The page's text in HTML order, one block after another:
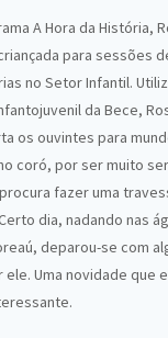
A Hora da História,
para sessões
no Setor Infantil.
da Bece,
os ouvintes para
coró, por ser muito
fazer uma
dia, nadando nas
deparou-se com
Uma novidade que